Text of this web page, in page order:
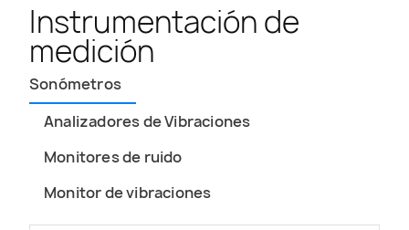
Instrumentación de
medición
Sonómetros
Analizadores de Vibraciones
Monitores de ruido
Monitor de vibraciones